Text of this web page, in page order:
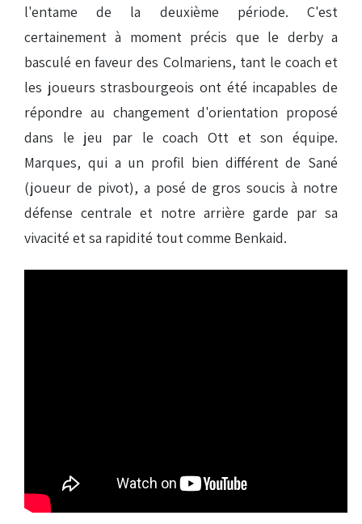
l'entame de la deuxième période. C'est
certainement à moment précis que le derby a
basculé en faveur des Colmariens, tant le coach et
les joueurs strasbourgeois ont été incapables de
répondre au changement d'orientation proposé
dans le jeu par le coach Ott et son équipe.
Marques, qui a un profil bien différent de Sané
(joueur de pivot), a posé de gros soucis à notre
défense centrale et notre arrière garde par sa
vivacité et sa rapidité tout comme Benkaid.